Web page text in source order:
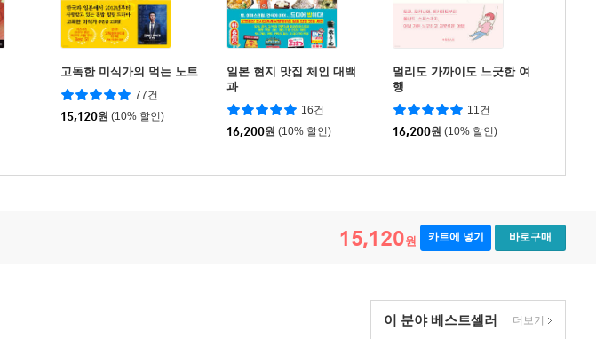
고독한 미식가의 먹는 노트
77건
15,120원 (10% 할인)
일본 현지 맛집 체인 대백
과
16건
16,200원 (10% 할인)
멀리도 가까이도 느긋한 여
행
11건
16,200원 (10% 할인)
15,120원 카트에 넣기 바로구매
이 분야 베스트셀러 더보기